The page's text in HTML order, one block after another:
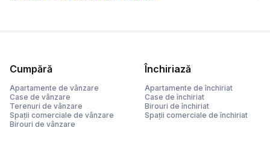
Cumpără
Apartamente de vânzare
Case de vânzare
Terenuri de vânzare
Spații comerciale de vânzare
Birouri de vânzare
Închiriază
Apartamente de închiriat
Case de închiriat
Birouri de închiriat
Spații comerciale de închiriat